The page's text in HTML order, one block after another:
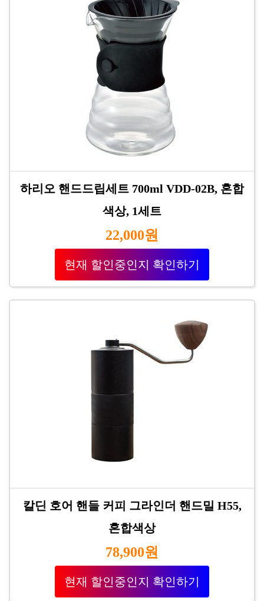
하리오 핸드드립세트 700ml VDD-02B, 혼합
색상, 1세트
22,000원
현재 할인중인지 확인하기
칼딘 호어 핸들 커피 그라인더 핸드밀 H55,
혼합색상
78,900원
현재 할인중인지 확인하기